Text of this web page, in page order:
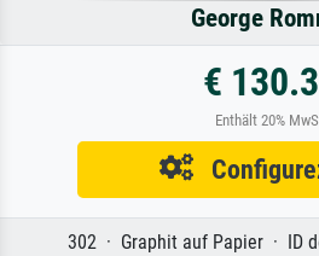
George
€
Enthält 20%
302 · Graphit auf Papier · ID